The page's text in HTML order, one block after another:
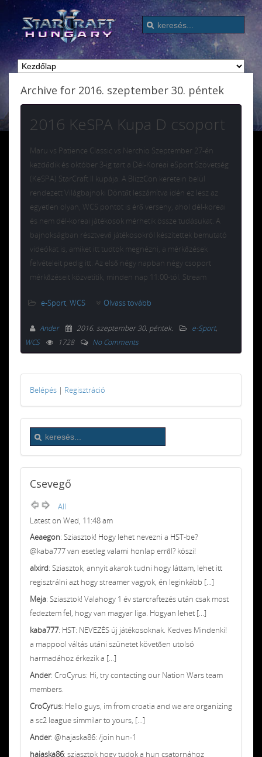
Archive for 2016. szeptember 30. péntek
2016 KeSPA Kupa D csoport
Maru vs Patience Classic vs Nerchio Szeptember 27-én
kezdődik és október 3-ig tart a Dél-Koreai eSport Szövetség
(KeSPA) StarCraft II kupája. A BlizzCon keretein belül
rendezett Világbajnoki Döntőt leszámítva idén ez lesz az
egyetlen olyan, WCS pontot is érő verseny, ahol dél-koreai
és nem dél-koreai játékosok mérhetik össze tudásukat. A
bajnokságban résztvevő játékosokról készítettek bemutató
videókat is, amiket itt tudtok megnézni, a mérkőzések
felvételeit pedig itt. Az első négy napban négy csoport
mérkőzéseit közvetítik, minden nap 11:00-tól. Stream
e-Sport, WCS Olvass tovább
Ander 2016. szeptember 30. péntek. e-Sport,
WCS
1728 No Comments
Belépés | Regisztráció
Csevegő
All
Latest on Wed, 11:48 am
Aeaegon: Sziasztok! Hogy lehet nevezni a HST-be?
@kaba777 van esetleg valami honlap erről? köszi!
alxird: Sziasztok, annyit akarok tudni hogy láttam, lehet itt
regisztrálni azt hogy streamer vagyok, én leginkább [...]
Meja: Sziasztok! Valahogy 1 év starcraftezés után csak most
fedeztem fel, hogy van magyar liga. Hogyan lehet [...]
kaba777: HST: NEVEZÉS új játékosoknak. Kedves Mindenki!
a mappool váltás utáni szünetet követően utolsó
harmadához érkezik a [...]
Ander: CroCyrus: Hi, try contacting our Nation Wars team
members.
CroCyrus: Hello guys, im from croatia and we are organizing
a sc2 league simmilar to yours, [...]
Ander: @hajaska86: /join hun-1
hajaska86: sziasztok hogy tudok a hun csatornához